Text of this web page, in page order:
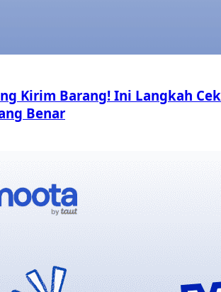
Kirim Barang! Ini Langkah Cek
Benar